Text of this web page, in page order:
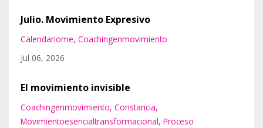
Julio. Movimiento Expresivo
Calendariome Coachingenmovimiento
Jul 06, 2026
El movimiento invisible
Coachingenmovimiento Constancia
Movimientoesencialtransformacional Proceso